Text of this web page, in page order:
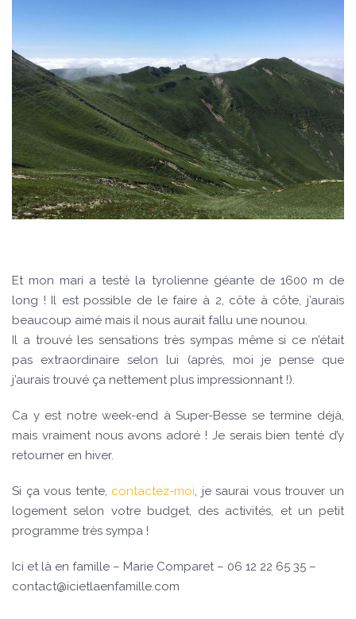
Et mon mari a testé la tyrolienne géante de 1600 m de
long ! Il est possible de le faire à 2, côte à côte, j’aurais
beaucoup aimé mais il nous aurait fallu une nounou.
Il a trouvé les sensations très sympas même si ce n’était
pas extraordinaire selon lui (après, moi je pense que
j’aurais trouvé ça nettement plus impressionnant !).
Ca y est notre week-end à Super-Besse se termine déjà,
mais vraiment nous avons adoré ! Je serais bien tenté d’y
retourner en hiver.
Si ça vous tente, contactez-moi, je saurai vous trouver un
logement selon votre budget, des activités, et un petit
programme très sympa !
Ici et là en famille – Marie Comparet – 06 12 22 65 35 –
contact@icietlaenfamille.com